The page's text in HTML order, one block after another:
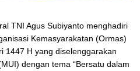
TNI Agus Subiyanto menghadiri
Kemasyarakatan (Ormas)
1447 H yang diselenggarakan
dengan tema “Bersatu dalam